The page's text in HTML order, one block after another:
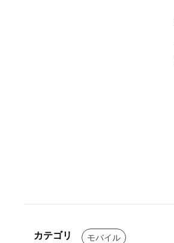
カテゴリ モバイル